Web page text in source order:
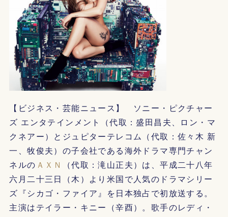
【ビジネス・芸能ニュース】 ソニー・ピクチャー
ズ エンタテインメント（代取：盛田昌夫、ロン・マ
クネアー）とジュピターテレコム（代取：佐々木 新
一、牧俊夫）の子会社である海外ドラマ専門チャン
ネルの ＡＸＮ
（代取：滝山正夫）は、平成二十八年
六月二十三日（木）より米国で人気のドラマシリー
ズ『シカゴ・ファイア』を日本独占で初放送する。
主演はテイラー・キニー（辛酉）。歌手のレディ・